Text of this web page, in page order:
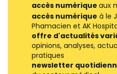
accès numérique aux
accès numérique à le
Phamacien et AK
offre d'actualités
opinions, analyses,
pratiques
newsletter